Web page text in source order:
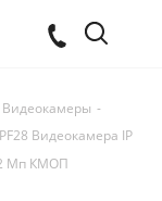
Видеокамеры -
Видеокамера IP
2 Мп КМОП